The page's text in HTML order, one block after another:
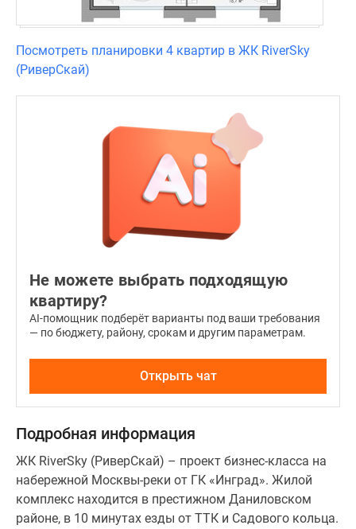
дом»,
включая
удаленное
другие
полезные
функции.
Посмотреть планировки 4 квартир в ЖК RiverSky
(РиверСкай)
Не можете выбрать подходящую
квартиру?
AI-помощник подберёт варианты под ваши требования
— по бюджету, району, срокам и другим параметрам.
Открыть чат
Подробная информация
ЖК RiverSky (РиверСкай) – проект бизнес-класса на
набережной Москвы-реки от ГК «Инград». Жилой
комплекс находится в престижном Даниловском
районе, в 10 минутах езды от ТТК и Садового кольца.